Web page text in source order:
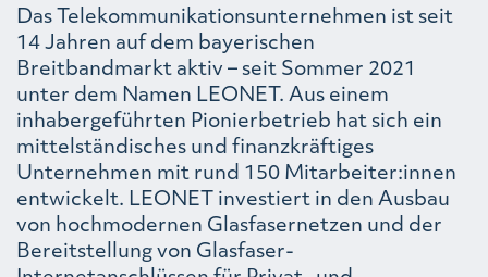
Das Telekommunikationsunternehmen ist seit
14 Jahren auf dem bayerischen
Breitbandmarkt aktiv – seit Sommer 2021
unter dem Namen LEONET. Aus einem
inhabergeführten Pionierbetrieb hat sich ein
mittelständisches und finanzkräftiges
Unternehmen mit rund 150 Mitarbeiter:innen
entwickelt. LEONET investiert in den Ausbau
von hochmodernen Glasfasernetzen und der
Bereitstellung von Glasfaser-